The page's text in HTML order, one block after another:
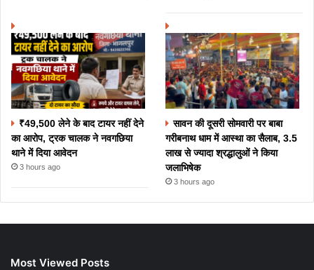
₹49,500 लेने के बाद टायर नहीं देने
का आरोप, ट्रक चालक ने नवगछिया
थाने में दिया आवेदन
3 hours ago
सावन की दूसरी सोमवारी पर बाबा
गरीबनाथ धाम में आस्था का सैलाब, 3.5
लाख से ज्यादा श्रद्धालुओं ने किया
जलाभिषेक
3 hours ago
Most Viewed Posts